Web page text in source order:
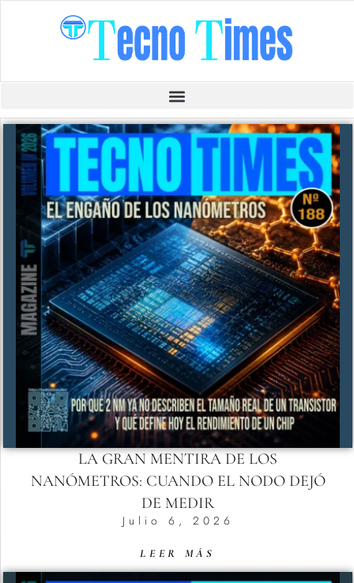
LA GRAN MENTIRA DE LOS
NANÓMETROS: CUANDO EL NODO DEJÓ
DE MEDIR
Julio 6, 2026
LEER MÁS